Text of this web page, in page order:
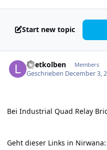
Start new topic
Loetkolben Members
Geschrieben December 3,
Bei Industrial Quad Relay
Geht dieser Links in Nirwana: